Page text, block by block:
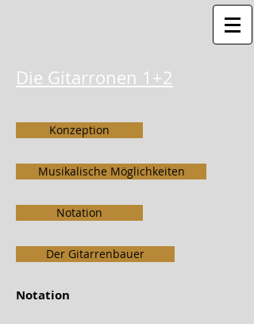
Die Gitarronen 1+2
Konzeption
Musikalische Möglichkeiten
Notation
Der Gitarrenbauer
Notation